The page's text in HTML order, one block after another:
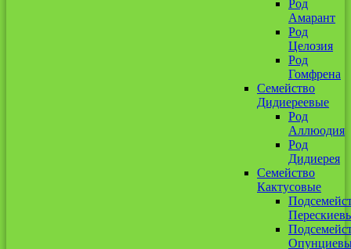
Род
Амарант
Род
Целозия
Род
Гомфрена
Семейство
Дидиереевые
Род
Аллюодия
Род
Дидиерея
Семейство
Кактусовые